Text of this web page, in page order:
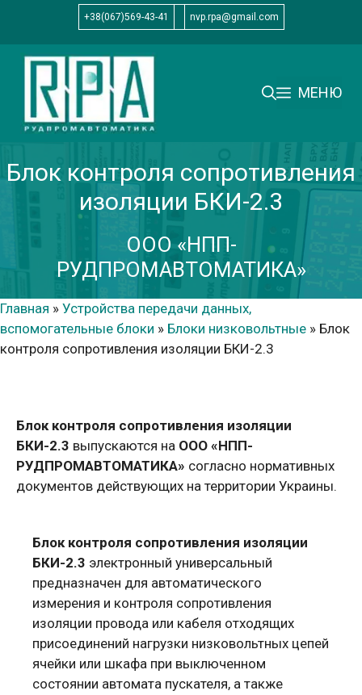
содержимому
+38(067)569-43-41 nvp.rpa@gmail.com
МЕНЮ
Блок контроля сопротивления
изоляции БКИ-2.3
ООО «НПП-
РУДПРОМАВТОМАТИКА»
Главная » Устройства передачи данных,
вспомогательные блоки » Блоки низковольтные » Блок
контроля сопротивления изоляции БКИ-2.3
Блок контроля сопротивления изоляции
БКИ-2.3 выпускаются на ООО «НПП-
РУДПРОМАВТОМАТИКА» согласно нормативных
документов действующих на территории Украины.
Блок контроля сопротивления изоляции
БКИ-2.3 электронный универсальный
предназначен для автоматического
измерения и контроля сопротивления
изоляции провода или кабеля отходящих
присоединений нагрузки низковольтных цепей
ячейки или шкафа при выключенном
состоянии автомата пускателя, а также